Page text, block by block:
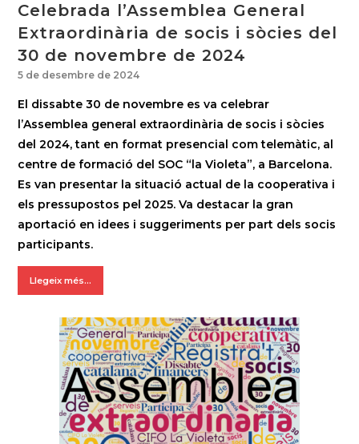
Celebrada l’Assemblea General
Extraordinària de socis i sòcies del
30 de novembre de 2024
5 de desembre de 2024
El dissabte 30 de novembre es va celebrar
l’Assemblea general extraordinària de socis i sòcies
del 2024, tant en format presencial com telemàtic, al
centre de formació del SOC “la Violeta”, a Barcelona.
Es van presentar la situació actual de la cooperativa i
els pressupostos pel 2025. Va destacar la gran
aportació en idees i suggeriments per part dels socis
participants.
Llegeix més...